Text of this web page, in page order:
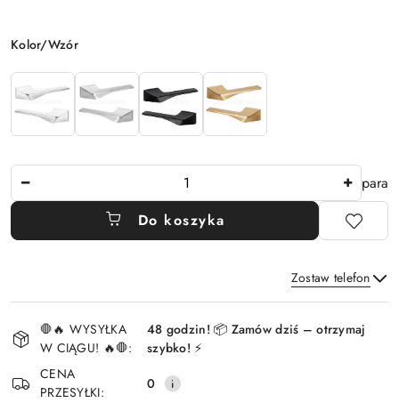
Wariant
Kolor/Wzór
para
Do koszyka
Zostaw telefon
Wyślij
i
dostawa
🛑🔥 WYSYŁKA
W CIĄGU! 🔥🛑:
48 godzin! 📦 Zamów dziś – otrzymaj
szybko! ⚡
CENA
PRZESYŁKI:
0